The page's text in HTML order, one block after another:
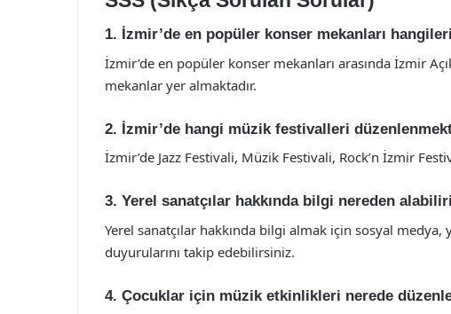
1. İzmir’de en popüler konser mekanları
İzmir’de en popüler konser mekanları arasında İzmir
mekanlar yer almaktadır.
2. İzmir’de hangi müzik festivalleri
İzmir’de Jazz Festivali, Müzik Festivali, Rock’n İzmir
3. Yerel sanatçılar hakkında bilgi nereden
Yerel sanatçılar hakkında bilgi almak için sosyal
duyurularını takip edebilirsiniz.
4. Çocuklar için müzik etkinlikleri nerede